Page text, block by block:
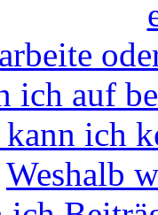
ich auf
ich
Weshalb